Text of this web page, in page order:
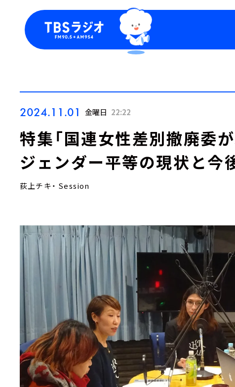
Podcast
2024.11.01 金曜日 22:22
特集「国連女性差別撤廃委
ジェンダー平等の現状と今
荻上チキ・ Session